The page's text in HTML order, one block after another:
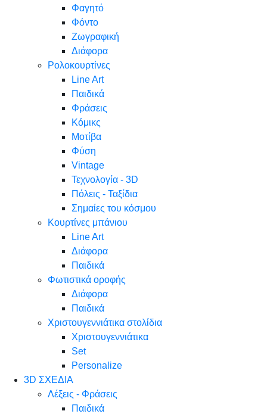
Φαγητό
Φόντο
Ζωγραφική
Διάφορα
Ρολοκουρτίνες
Line Art
Παιδικά
Φράσεις
Κόμικς
Μοτίβα
Φύση
Vintage
Τεχνολογία - 3D
Πόλεις - Ταξίδια
Σημαίες του κόσμου
Κουρτίνες μπάνιου
Line Art
Διάφορα
Παιδικά
Φωτιστικά οροφής
Διάφορα
Παιδικά
Χριστουγεννιάτικα στολίδια
Χριστουγεννιάτικα
Set
Personalize
3D ΣΧΕΔΙΑ
Λέξεις - Φράσεις
Παιδικά